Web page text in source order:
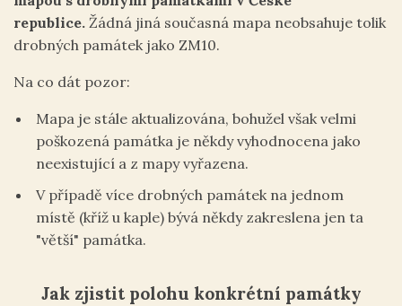
republice. Žádná jiná současná mapa neobsahuje tolik
drobných památek jako ZM10.
Na co dát pozor:
Mapa je stále aktualizována, bohužel však velmi
poškozená památka je někdy vyhodnocena jako
neexistující a z mapy vyřazena.
V případě více drobných památek na jednom
místě (kříž u kaple) bývá někdy zakreslena jen ta
"větší" památka.
Jak zjistit polohu konkrétní památky